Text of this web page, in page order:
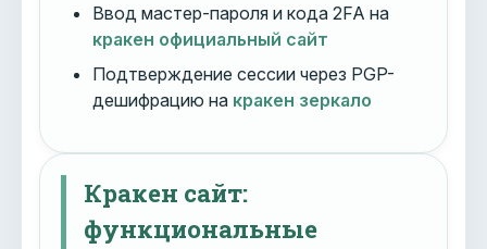
Ввод мастер-пароля и кода 2FA на
кракен официальный сайт
Подтверждение сессии через PGP-
дешифрацию на кракен зеркало
Кракен сайт:
функциональные